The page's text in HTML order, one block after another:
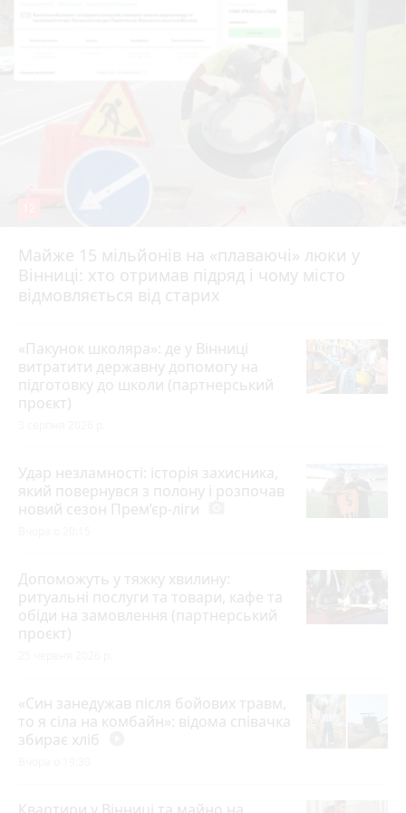
Майже 15 мільйонів на «плаваючі» люки у
Вінниці: хто отримав підряд і чому місто
відмовляється від старих
«Пакунок школяра»: де у Вінниці
витратити державну допомогу на
підготовку до школи (партнерський
проєкт)
Удар незламності: історія захисника,
який повернувся з полону і розпочав
новий сезон Прем’єр-ліги
Допоможуть у тяжку хвилину:
ритуальні послуги та товари, кафе та
обіди на замовлення (партнерський
проєкт)
«Син занедужав після бойових травм,
то я сіла на комбайн»: відома співачка
збирає хліб